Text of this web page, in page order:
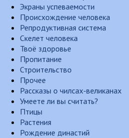
Экраны успеваемости
Происхождение человека
Репродуктивная система
Скелет человека
Твоё здоровье
Пропитание
Строительство
Прочее
Рассказы о чилсах-великанах
Умеете ли вы считать?
Птицы
Растения
Рождение династий